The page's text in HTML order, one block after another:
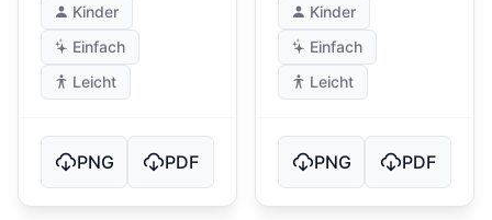
Kinder
Einfach
Leicht
PNG PDF
Kinder
Einfach
Leicht
PNG PDF